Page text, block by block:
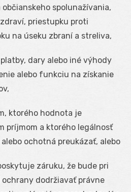
spolunažívania,
priestupku proti
na úseku zbraní a streliva,
dary alebo iné výhody
alebo funkciu na získanie
ktorého hodnota je
príjmom a ktorého legálnosť
ochotná preukázať, alebo
záruku, že bude pri
dodržiavať právne